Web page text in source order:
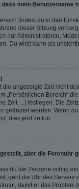
mein Benutzername
findest du in den
dieser Sitzung
nur Administratoren,
Du wirst dann als
die angezeigte Zeit nicht
„Persönlichen Bereich“
Zeit, ...) festlegen. Die
geändert werden. Wenn
dies jetzt zu tun.
aber die Forenuhr
du die Zeitzone richtig
geht die Uhr des Servers
damit er das Problem